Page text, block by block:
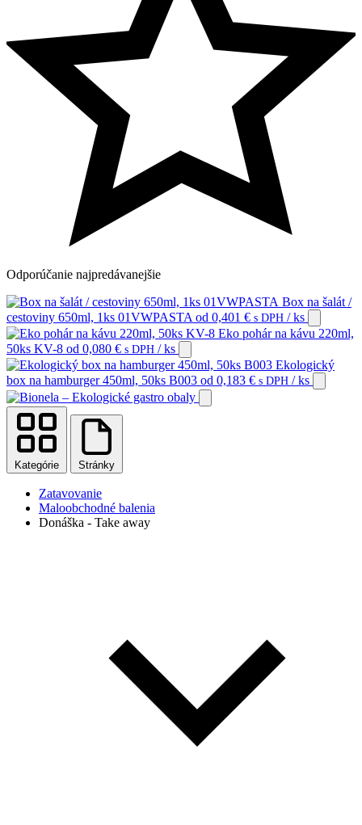
Odporúčanie najpredávanejšie
Box na šalát /
cestoviny 650ml, 1ks 01VWPASTA od 0,401 € s DPH / ks
Eko pohár na kávu 220ml,
50ks KV-8 od 0,080 € s DPH / ks
Ekologický
box na hamburger 450ml, 50ks B003 od 0,183 € s DPH / ks
Kategórie Stránky
Zatavovanie
Maloobchodné balenia
Donáška - Take away